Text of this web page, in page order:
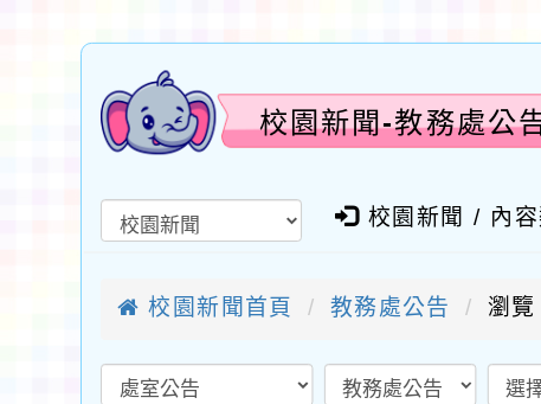
校園新聞-教務處公
校園新聞 / 內容
校園新聞首頁 教務處公告 瀏